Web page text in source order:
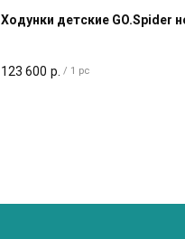
Ходунки детские GO.Spider
123 600 р. / 1 pc